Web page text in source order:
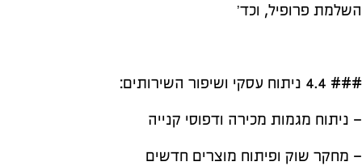
השלמת פרופיל, וכד’
### 4.4 ניתוח עסקי ושיפור השירותים:
– ניתוח מגמות מכירה ודפוסי קנייה
– מחקר שוק ופיתוח מוצרים חדשים